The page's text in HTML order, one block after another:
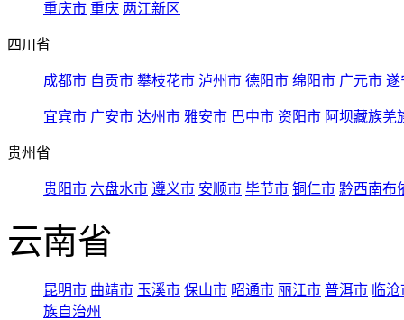
重庆市 重庆 两江新区
四川省
成都市 自贡市 攀枝花市 泸州市 德阳市 绵阳市 广元市 遂
宜宾市 广安市 达州市 雅安市 巴中市 资阳市 阿坝藏族羌
贵州省
贵阳市 六盘水市 遵义市 安顺市 毕节市 铜仁市 黔西南布
云南省
昆明市 曲靖市 玉溪市 保山市 昭通市 丽江市 普洱市 临
族自治州